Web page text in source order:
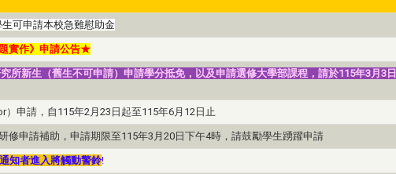
可申請本校急難慰助金
實作》申請公告★
所新生（舊生不可申請）申請學分抵免，以及申請選修大學部課程，請於115年3月3日
申請，自115年2月23日起至115年6月12日止
修申請補助，申請期限至115年3月20日下午4時，請鼓勵學生踴躍申請
知者進入將觸動警鈴!